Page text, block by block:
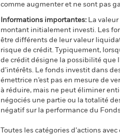
comme augmenter et ne sont pas
Informations importantes: La
montant initialement investi. Les
être différents de leur valeur
risque de crédit. Typiquement,
de crédit désigne la possibilité que
d’intérêts. Le fonds investit dans
émettrice n’est pas en mesure de
à réduire, mais ne peut éliminer
négociés une partie ou la totalité
négatif sur la performance du
Toutes les catégories d’actions